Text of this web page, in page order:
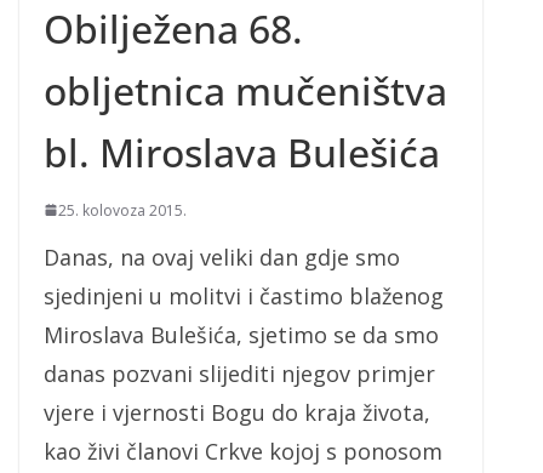
Obilježena 68.
obljetnica mučeništva
bl. Miroslava Bulešića
25. kolovoza 2015.
Danas, na ovaj veliki dan gdje smo
sjedinjeni u molitvi i častimo blaženog
Miroslava Bulešića, sjetimo se da smo
danas pozvani slijediti njegov primjer
vjere i vjernosti Bogu do kraja života,
kao živi članovi Crkve kojoj s ponosom